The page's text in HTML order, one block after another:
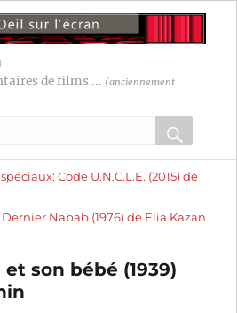
de films ... (anciennement
OK
:
Code U.N.C.L.E. (2015) de
:
Dernier Nabab (1976) de Elia Kazan
son bébé (1939)